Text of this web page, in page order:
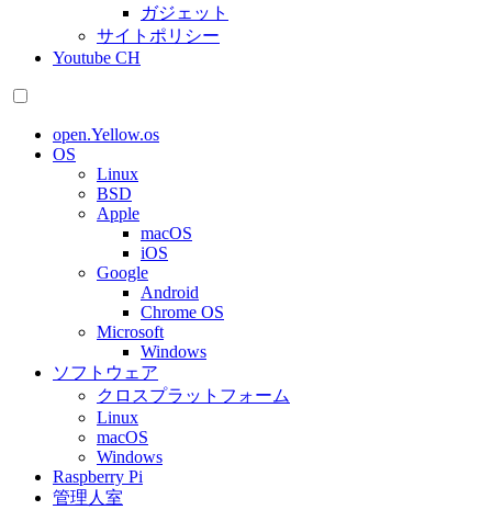
ガジェット
サイトポリシー
Youtube CH
open.Yellow.os
OS
Linux
BSD
Apple
macOS
iOS
Google
Android
Chrome OS
Microsoft
Windows
ソフトウェア
クロスプラットフォーム
Linux
macOS
Windows
Raspberry Pi
管理人室